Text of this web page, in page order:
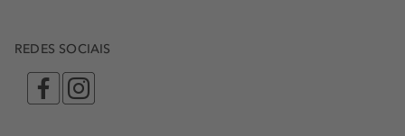
REDES SOCIAIS